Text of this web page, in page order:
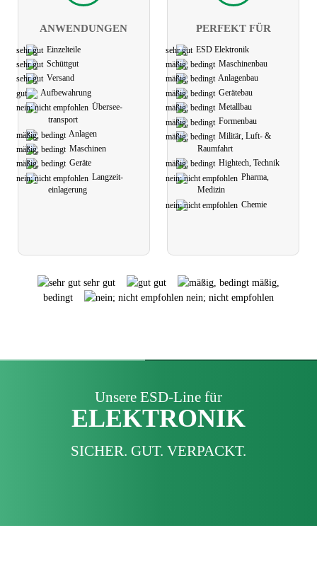
ANWEN­DUNGEN
Einzelteile
Schüttgut
Versand
Aufbe­wahrung
Übersee­
transport
Anlagen
Maschinen
Geräte
Langzeit­
einlagerung
PERFEKT FÜR
ESD Elektronik
Maschinen­bau
Anlagen­bau
Geräte­bau
Metall­bau
Formen­bau
Militär, Luft- &
Raumfahrt
Hightech, Technik
Pharma,
Medizin
Chemie
sehr gut gut
mäßig,
bedingt
nein; nicht empfohlen
Unsere ESD-Line für
ELEKTRONIK
SICHER. GUT. VERPACKT.